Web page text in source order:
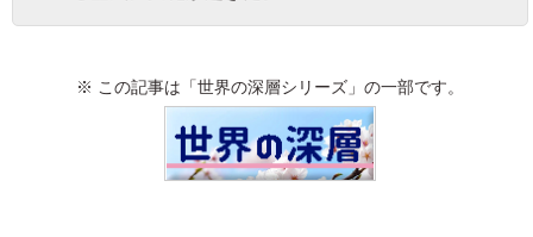
※ この記事は「世界の深層シリーズ」の一部です。